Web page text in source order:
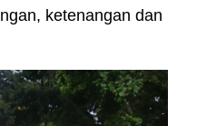
ketenangan dan